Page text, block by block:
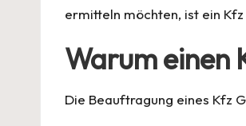
ermitteln möchten, ist ein
Warum einen
Die Beauftragung eines Kfz